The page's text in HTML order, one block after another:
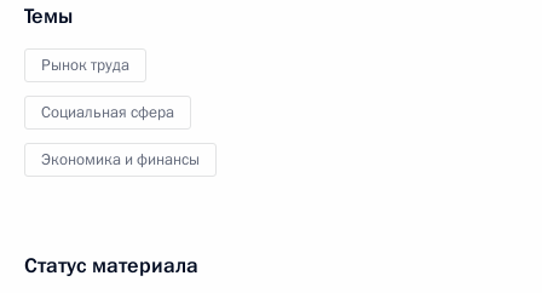
Темы
Рынок труда
Социальная сфера
Экономика и финансы
Статус материала